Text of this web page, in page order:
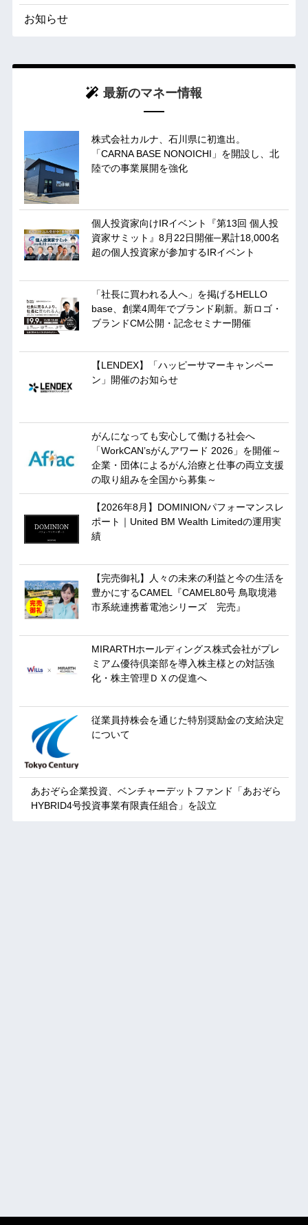
お知らせ
最新のマネー情報
株式会社カルナ、石川県に初進出。
「CARNA BASE NONOICHI」を開設し、北
陸での事業展開を強化
個人投資家向けIRイベント『第13回 個人投
資家サミット』8月22日開催─累計18,000名
超の個人投資家が参加するIRイベント
「社長に買われる人へ」を掲げるHELLO
base、創業4周年でブランド刷新。新ロゴ・
ブランドCM公開・記念セミナー開催
【LENDEX】「ハッピーサマーキャンペー
ン」開催のお知らせ
がんになっても安心して働ける社会へ
「WorkCAN’sがんアワード 2026」を開催～
企業・団体によるがん治療と仕事の両立支援
の取り組みを全国から募集～
【2026年8月】DOMINIONパフォーマンスレ
ポート｜United BM Wealth Limitedの運用実
績
【完売御礼】人々の未来の利益と今の生活を
豊かにするCAMEL『CAMEL80号 鳥取境港
市系統連携蓄電池シリーズ 完売』
MIRARTHホールディングス株式会社がプレ
ミアム優待倶楽部を導入株主様との対話強
化・株主管理ＤＸの促進へ
従業員持株会を通じた特別奨励金の支給決定
について
あおぞら企業投資、ベンチャーデットファンド「あおぞら
HYBRID4号投資事業有限責任組合」を設立